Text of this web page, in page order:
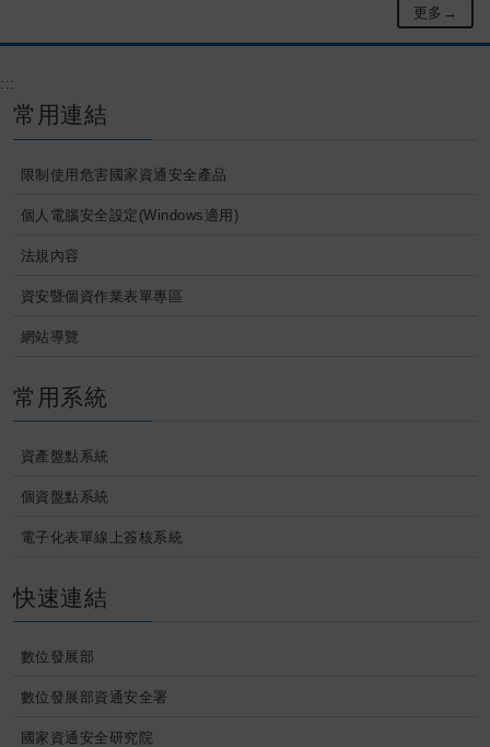
更多→
:::
常用連結
限制使用危害國家資通安全產品
個人電腦安全設定(Windows適用)
法規內容
資安暨個資作業表單專區
網站導覽
常用系統
資產盤點系統
個資盤點系統
電子化表單線上簽核系統
快速連結
數位發展部
數位發展部資通安全署
國家資通安全研究院